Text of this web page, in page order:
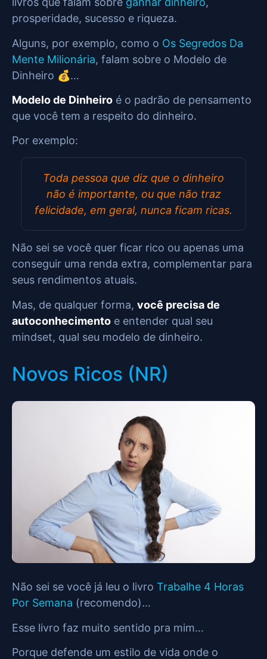
prosperidade, sucesso e riqueza.
Alguns, por exemplo, como o Os Segredos Da
Mente Milionária, falam sobre o Modelo de
Dinheiro 💰…
Modelo de Dinheiro é o padrão de pensamento
que você tem a respeito do dinheiro.
Por exemplo:
Toda pessoa que diz que o dinheiro
não é importante, ou que não traz
felicidade, em geral, nunca ficam ricas.
Não sei se você quer ficar rico ou apenas uma
conseguir uma renda extra, complementar para
seus rendimentos atuais.
Mas, de qualquer forma, você precisa de
autoconhecimento e entender qual seu
mindset, qual seu modelo de dinheiro.
Novos Ricos (NR)
Não sei se você já leu o livro Trabalhe 4 Horas
Por Semana (recomendo)…
Esse livro faz muito sentido pra mim…
Porque defende um estilo de vida onde o